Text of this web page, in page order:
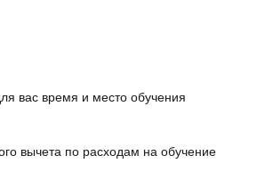
вас время и место обучения
вычета по расходам на обучение